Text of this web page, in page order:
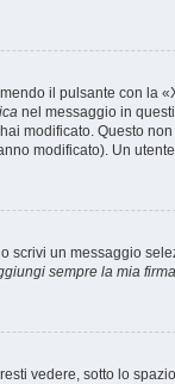
il pulsante con la
nel messaggio in
modificato. Questo
modificato). Un
scrivi un messaggio
sempre la mia firma
vedere, sotto lo spazio